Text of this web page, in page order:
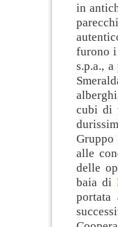
in
furono i
s.p.a.,
cubi di
alle
delle
baia di